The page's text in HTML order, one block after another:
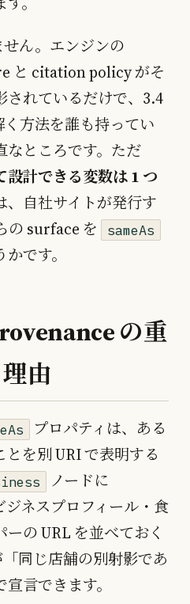
ん。エンジンの
と citation policy がそ
されているだけで、3.4
方法を誰も持ってい
なところです。ただ
設計できる変数は 1 つ
、自社サイトが発行す
の surface を
sameAs
です。
の重
由
プロパティは、ある
を別 URI で表明する
ノードに
ジネスプロフィール・食
の URL を並べておく
同じ店舗の別射影であ
言できます。